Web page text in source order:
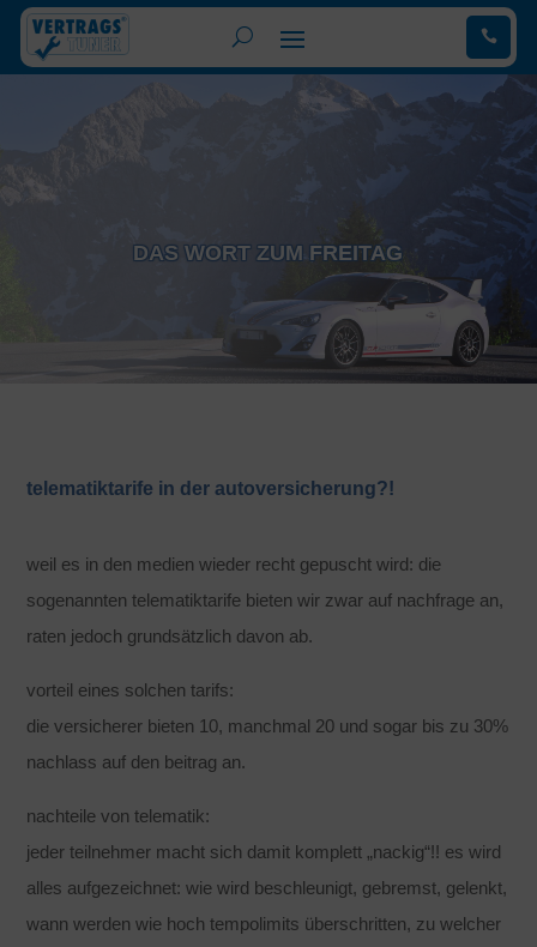
DAS WORT ZUM FREITAG
telematiktarife in der autoversicherung?!
weil es in den medien wieder recht gepuscht wird: die
sogenannten telematiktarife bieten wir zwar auf nachfrage an,
raten jedoch grundsätzlich davon ab.
vorteil eines solchen tarifs:
die versicherer bieten 10, manchmal 20 und sogar bis zu 30%
nachlass auf den beitrag an.
nachteile von telematik:
jeder teilnehmer macht sich damit komplett „nackig“!! es wird
alles aufgezeichnet: wie wird beschleunigt, gebremst, gelenkt,
wann werden wie hoch tempolimits überschritten, zu welcher